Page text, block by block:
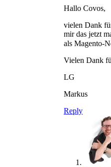
Hallo Covos,
vielen Dank
mir das jetzt
als Magento-
Vielen Dank
LG
Markus
Reply